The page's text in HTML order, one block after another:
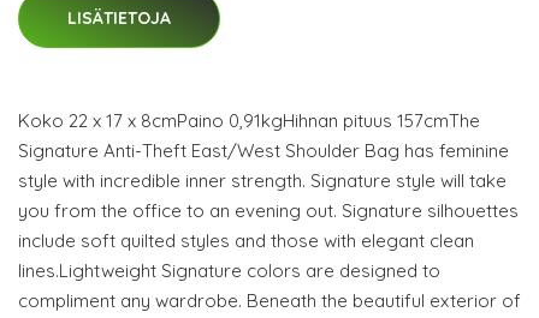
LISÄTIETOJA
Koko 22 x 17 x 8cmPaino 0,91kgHihnan pituus 157cmThe
Signature Anti-Theft East/West Shoulder Bag has feminine
style with incredible inner strength. Signature style will take
you from the office to an evening out. Signature silhouettes
include soft quilted styles and those with elegant clean
lines.Lightweight Signature colors are designed to
compliment any wardrobe. Beneath the beautiful exterior of